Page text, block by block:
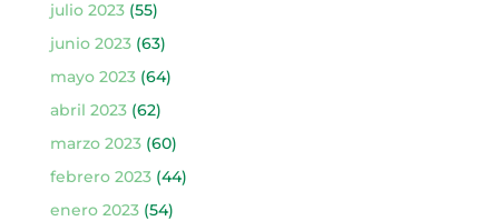
julio 2023(55)
junio 2023(63)
mayo 2023(64)
abril 2023(62)
marzo 2023(60)
febrero 2023(44)
enero 2023(54)